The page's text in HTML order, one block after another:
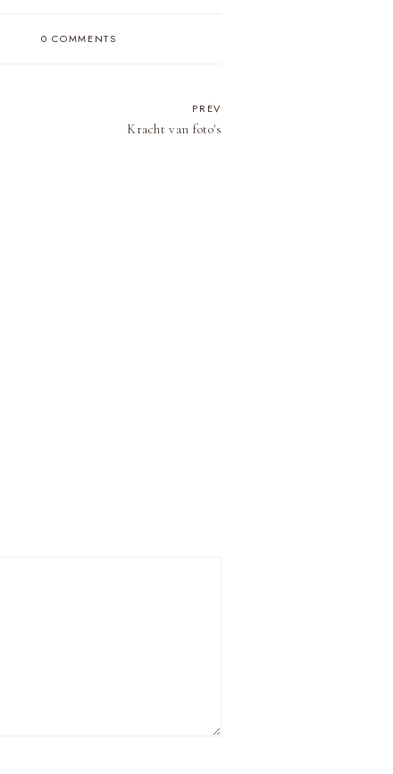
0 COMMENTS
PREV
Kracht van foto's